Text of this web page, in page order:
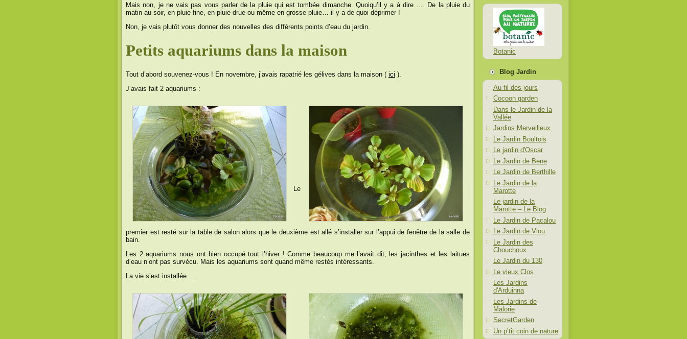
Mais non, je ne vais pas vous parler de la pluie qui est tombée dimanche. Quoiqu’il y a à dire …. De la pluie du
matin au soir, en pluie fine, en pluie drue ou même en grosse pluie… il y a de quoi déprimer !
Non, je vais plutôt vous donner des nouvelles des différents points d’eau du jardin.
Petits aquariums dans la maison
Tout d’abord souvenez-vous ! En novembre, j’avais rapatrié les gélives dans la maison ( ici ).
J’avais fait 2 aquariums :
Le
premier est resté sur la table de salon alors que le deuxième est allé s’installer sur l’appui de fenêtre de la salle de
bain.
Les 2 aquariums nous ont bien occupé tout l’hiver ! Comme beaucoup me l’avait dit, les jacinthes et les laitues
d’eau n’ont pas survécu. Mais les aquariums sont quand même restés intéressants.
La vie s’est installée ….
Botanic
Blog Jardin
Au fil des jours
Cocoon garden
Dans le Jardin de la
Vallée
Jardins Merveilleux
Le Jardin Boultois
Le jardin d'Oscar
Le Jardin de Bene
Le Jardin de Berthille
Le Jardin de la
Marotte
Le jardin de la
Marotte – Le Blog
Le Jardin de Pacalou
Le Jardin de Viou
Le Jardin des
Chouchoux
Le Jardin du 130
Le vieux Clos
Les Jardins
d'Arduinna
Les Jardins de
Malorie
SecretGarden
Un p’tit coin de nature